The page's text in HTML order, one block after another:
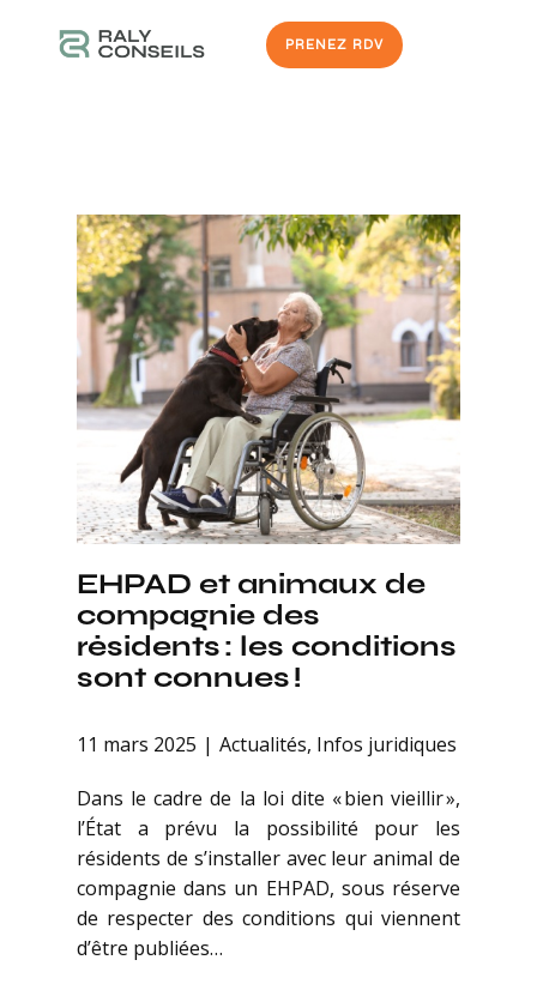
PRENEZ RDV
EHPAD et animaux de
compagnie des
résidents : les conditions
sont connues !
11 mars 2025 Actualités, Infos juridiques
Dans le cadre de la loi dite « bien vieillir »,
l’État a prévu la possibilité pour les
résidents de s’installer avec leur animal de
compagnie dans un EHPAD, sous réserve
de respecter des conditions qui viennent
d’être publiées…